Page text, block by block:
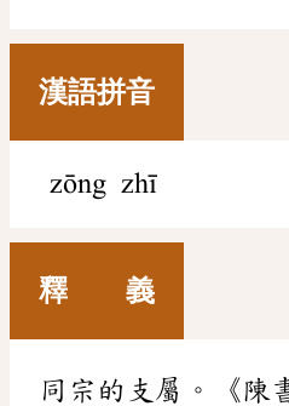
漢語拼音
zōng zhī
釋 義
同宗的支屬。《陳